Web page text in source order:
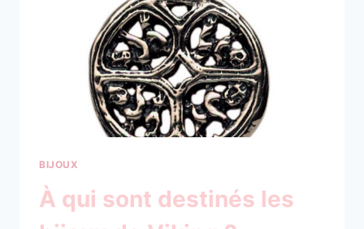
?
BIJOUX
À qui sont destinés les